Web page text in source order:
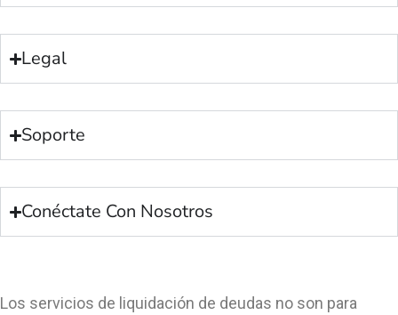
Legal
Soporte
Conéctate Con Nosotros
Los servicios de liquidación de deudas no son para